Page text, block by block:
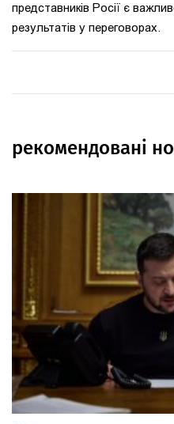
представників Росії є
результатів у переговорах.
рекомендовані